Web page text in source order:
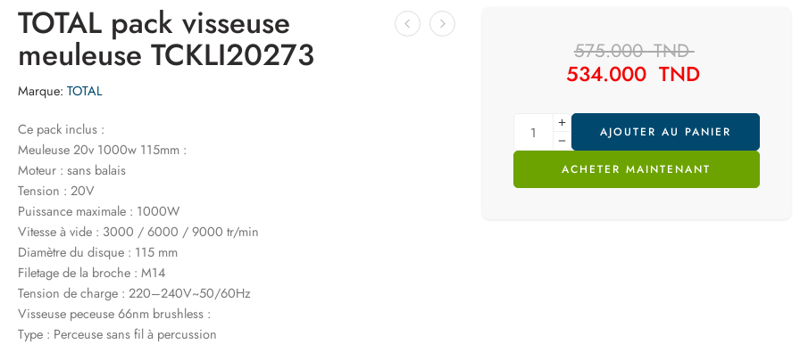
TOTAL pack visseuse
meuleuse TCKLI20273
Marque: TOTAL
Ce pack inclus :
Meuleuse 20v 1000w 115mm :
Moteur : sans balais
Tension : 20V
Puissance maximale : 1000W
Vitesse à vide : 3000 / 6000 / 9000 tr/min
Diamètre du disque : 115 mm
Filetage de la broche : M14
Tension de charge : 220–240V~50/60Hz
Visseuse peceuse 66nm brushless :
Type : Perceuse sans fil à percussion
575.000TND
534.000 TND
AJOUTER AU PANIER
ACHETER MAINTENANT